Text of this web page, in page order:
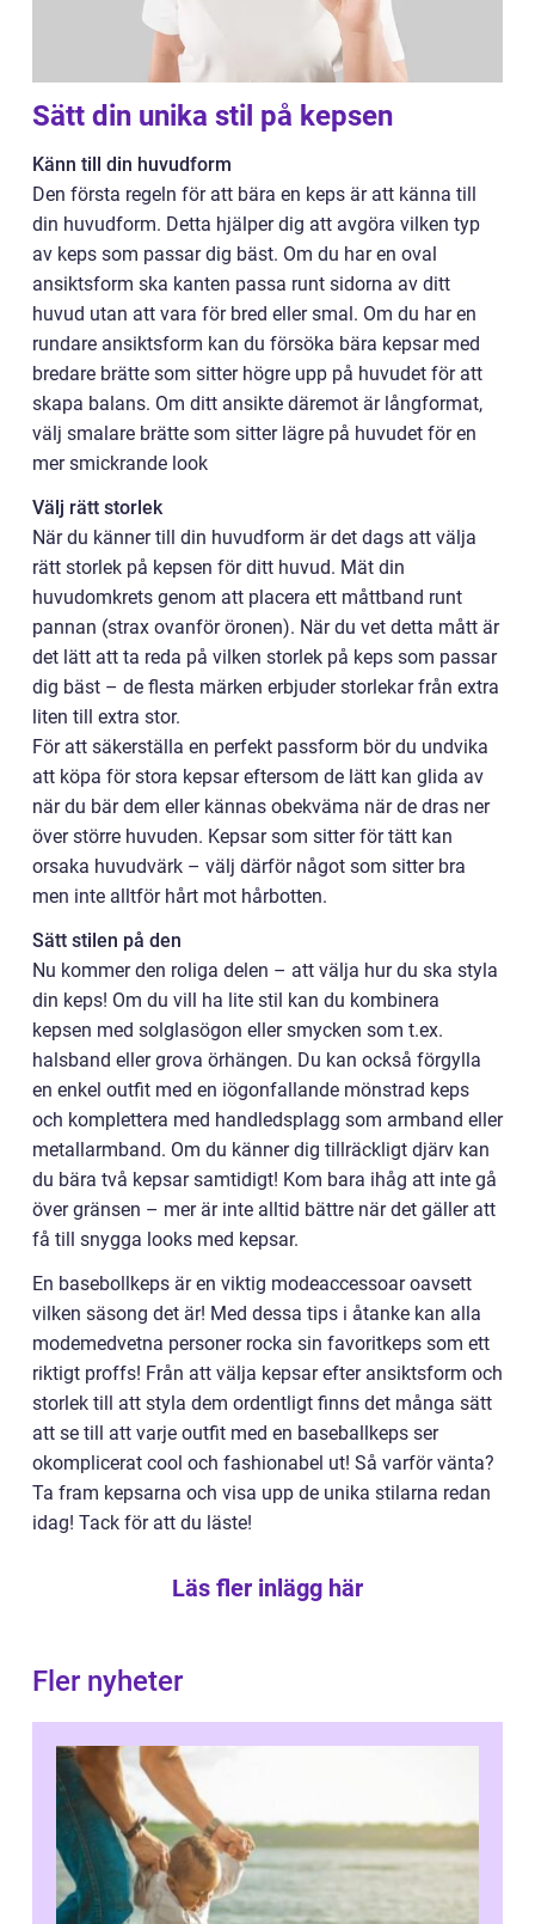
Sätt din unika stil på kepsen
Känn till din huvudform
Den första regeln för att bära en keps är att känna till
din huvudform. Detta hjälper dig att avgöra vilken typ
av keps som passar dig bäst. Om du har en oval
ansiktsform ska kanten passa runt sidorna av ditt
huvud utan att vara för bred eller smal. Om du har en
rundare ansiktsform kan du försöka bära kepsar med
bredare brätte som sitter högre upp på huvudet för att
skapa balans. Om ditt ansikte däremot är långformat,
välj smalare brätte som sitter lägre på huvudet för en
mer smickrande look
Välj rätt storlek
När du känner till din huvudform är det dags att välja
rätt storlek på kepsen för ditt huvud. Mät din
huvudomkrets genom att placera ett måttband runt
pannan (strax ovanför öronen). När du vet detta mått är
det lätt att ta reda på vilken storlek på keps som passar
dig bäst – de flesta märken erbjuder storlekar från extra
liten till extra stor.
För att säkerställa en perfekt passform bör du undvika
att köpa för stora kepsar eftersom de lätt kan glida av
när du bär dem eller kännas obekväma när de dras ner
över större huvuden. Kepsar som sitter för tätt kan
orsaka huvudvärk – välj därför något som sitter bra
men inte alltför hårt mot hårbotten.
Sätt stilen på den
Nu kommer den roliga delen – att välja hur du ska styla
din keps! Om du vill ha lite stil kan du kombinera
kepsen med solglasögon eller smycken som t.ex.
halsband eller grova örhängen. Du kan också förgylla
en enkel outfit med en iögonfallande mönstrad keps
och komplettera med handledsplagg som armband eller
metallarmband. Om du känner dig tillräckligt djärv kan
du bära två kepsar samtidigt! Kom bara ihåg att inte gå
över gränsen – mer är inte alltid bättre när det gäller att
få till snygga looks med kepsar.
En basebollkeps är en viktig modeaccessoar oavsett
vilken säsong det är! Med dessa tips i åtanke kan alla
modemedvetna personer rocka sin favoritkeps som ett
riktigt proffs! Från att välja kepsar efter ansiktsform och
storlek till att styla dem ordentligt finns det många sätt
att se till att varje outfit med en baseballkeps ser
okomplicerat cool och fashionabel ut! Så varför vänta?
Ta fram kepsarna och visa upp de unika stilarna redan
idag! Tack för att du läste!
Läs fler inlägg här
Fler nyheter